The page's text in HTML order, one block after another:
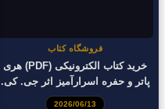
فروشگاه کتاب
خرید کتاب الکترونیکی (PDF) هری
پاتر و حفره اسرارآمیز اثر جی. کی.
رولینگ
2026/06/13